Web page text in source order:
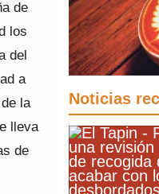
de
los
del
a
la
lleva
de
Noticias